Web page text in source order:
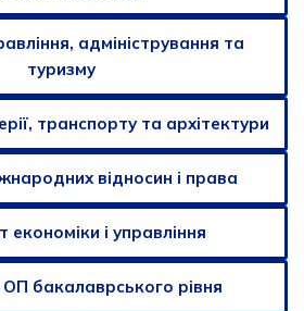
адміністрування та
туризму
транспорту та архітектури
відносин і права
економіки і управління
ОП бакалаврського рівня